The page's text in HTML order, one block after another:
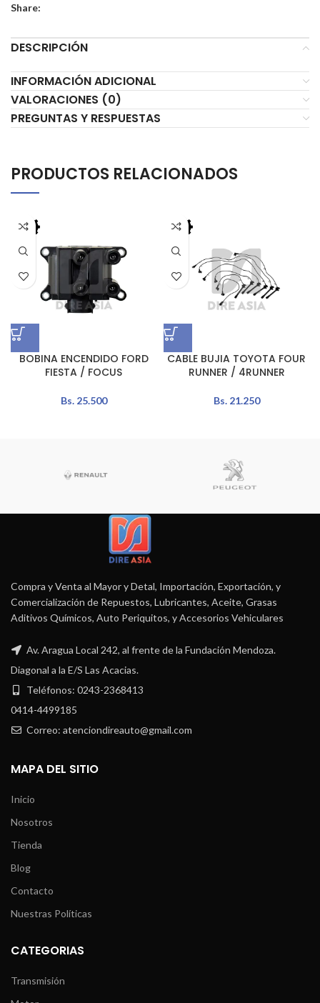
Share:
DESCRIPCIÓN
INFORMACIÓN ADICIONAL
VALORACIONES (0)
PREGUNTAS Y RESPUESTAS
PRODUCTOS RELACIONADOS
BOBINA ENCENDIDO FORD
FIESTA / FOCUS
Bs.25.500
CABLE BUJIA TOYOTA FOUR
RUNNER / 4RUNNER
Bs.21.250
Compra y Venta al Mayor y Detal, Importación, Exportación, y
Comercialización de Repuestos, Lubricantes, Aceite, Grasas
Aditivos Químicos, Auto Periquitos, y Accesorios Vehiculares
Av. Aragua Local 242, al frente de la Fundación Mendoza.
Diagonal a la E/S Las Acacias.
Teléfonos: 0243-2368413
0414-4499185
Correo: atenciondireauto@gmail.com
MAPA DEL SITIO
Inicio
Nosotros
Tienda
Blog
Contacto
Nuestras Políticas
CATEGORIAS
Transmisión